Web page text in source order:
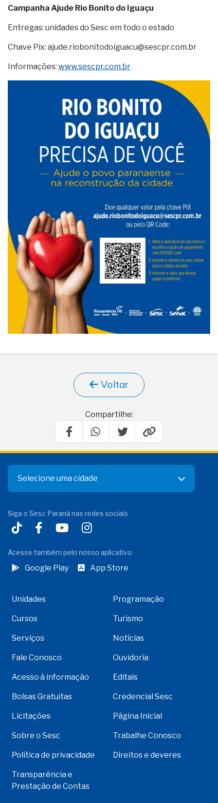
Campanha Ajude Rio Bonito do Iguaçu
Entregas: unidades do Sesc em todo o estado
Chave Pix: ajude.riobonitodoiguacu@sescpr.com.br
Informações: www.sescpr.com.br
Voltar
Compartilhe:
Selecione uma cidade
Siga o Sesc Paraná nas redes sociais
Acesse também pelo nosso aplicativo
Google Play App Store
Unidades Programação
Cursos Turismo
Serviços Notícias
Fale Conosco Ouvidoria
Acesso à informação Editais
Bolsas Gratuitas Credencial Sesc
Licitações Página Inicial
Sobre o Sesc Trabalhe Conosco
Política de privacidade Direitos e deveres
Transparência e
Prestação de Contas